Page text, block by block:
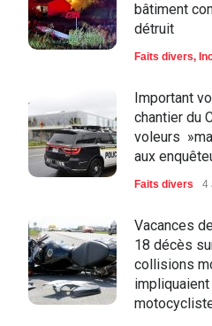
bâtiment
détruit
Faits divers,
Important
chantier du
voleurs
aux
Faits divers 4
Vacances
18 décès
collisions